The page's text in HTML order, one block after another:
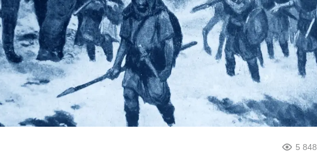
5 848